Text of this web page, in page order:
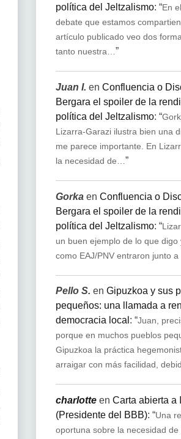
política del Jeltzalismo: “En
debate que estamos
artículo publicado veo dos
tanto nuestra…”
Juan I. en Confluencia o
Bergara el spoiler de la
política del Jeltzalismo: “
Lizarra-Garazi ilustra bien una
me parece importante. En
la necesidad de… ”
Gorkaen Confluencia o
Bergara el spoiler de la
política del Jeltzalismo: “
un buen ejemplo de lo que digo
como EAJ/PNV entraron junto a
Pello S. en Gipuzkoa y sus
pequeños: una llamada a
democracia local : “Juan,
porque en muchos pueblos
Gipuzkoa la práctica
arraigar con más facilidad,
charlotteen Carta abierta a
(Presidente del BBB): “Una
oportuna sobre la necesidad